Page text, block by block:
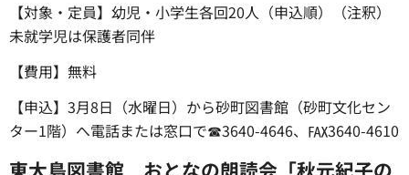
【対象・定員】幼児・小学生各回20人（申込順）（注釈）
未就学児は保護者同伴
【費用】無料
【申込】3月8日（水曜日）から砂町図書館（砂町文化セン
ター1階）へ電話または窓口で☎3640-4646、℻3640-4610
東大島図書館 おとなの朗読会「秋元紀子の